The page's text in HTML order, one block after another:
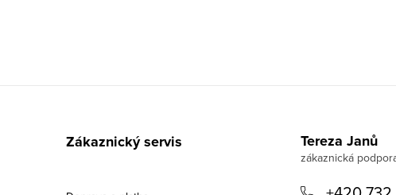
Zákaznický servis Tereza Janů